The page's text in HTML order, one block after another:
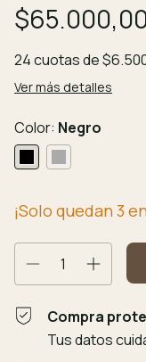
24cuotas de
Ver más detalles
Color: Negro
¡Solo quedan3
Compra
Tus datos